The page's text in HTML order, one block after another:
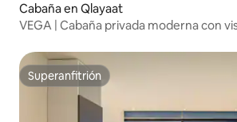
Cabaña en Qlayaat
VEGA | Cabaña privada moderna con
Superanfitrión
Superanfitrión